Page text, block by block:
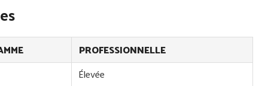
PROFESSIONNELLE
Élevée